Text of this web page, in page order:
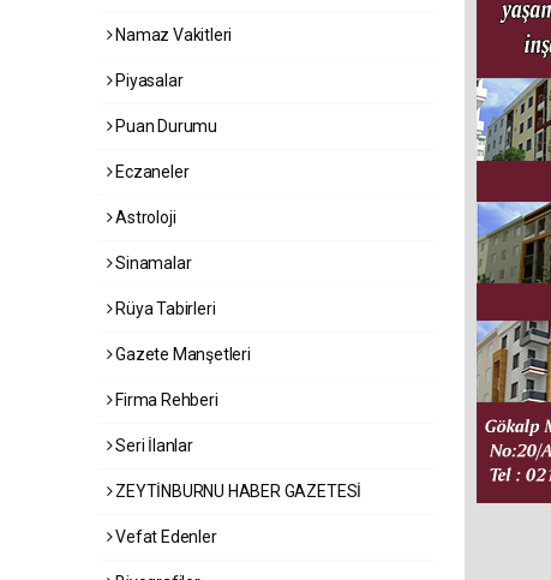
Namaz Vakitleri
Piyasalar
Puan Durumu
Eczaneler
Astroloji
Sinamalar
Rüya Tabirleri
Gazete Manşetleri
Firma Rehberi
Seri İlanlar
ZEYTİNBURNU HABER GAZETESİ
Vefat Edenler